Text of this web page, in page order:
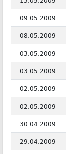
09.05.2009
08.05.2009
03.05.2009
03.05.2009
02.05.2009
02.05.2009
30.04.2009
29.04.2009